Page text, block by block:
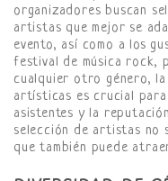
organizadores buscan
artistas que mejor se
evento, así como a los
festival de música rock,
cualquier otro género,
artísticas es crucial
asistentes y la
selección de artistas no
que también puede